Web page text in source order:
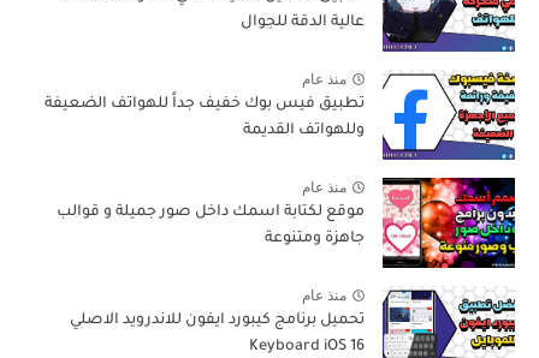
عالية الدقة للجوال
منذ عام
تطبيق فيس بوك خفيف جداً للهواتف الضعيفة
وللهواتف القديمة
منذ عام
موقع لكتابة اسمك داخل صور جميلة و قوالب
جاهزة ومتنوعة
منذ عام
تحميل برنامج كيبورد ايفون للاندرويد الاصلي
Keyboard iOS 16